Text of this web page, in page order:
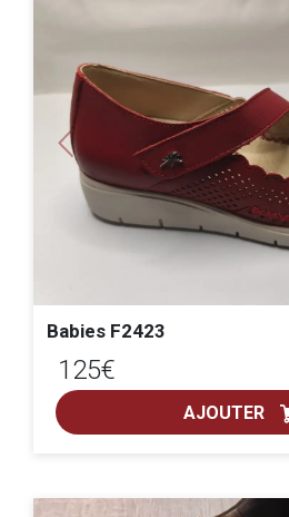
Previous
babies F2423
125€
AJOUTER